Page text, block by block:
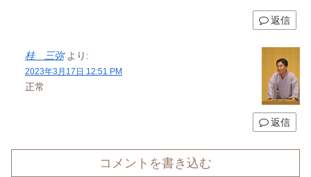
返信
桂 三弥 より:
2023年3月17日 12:51 PM
正常
返信
コメントを書き込む